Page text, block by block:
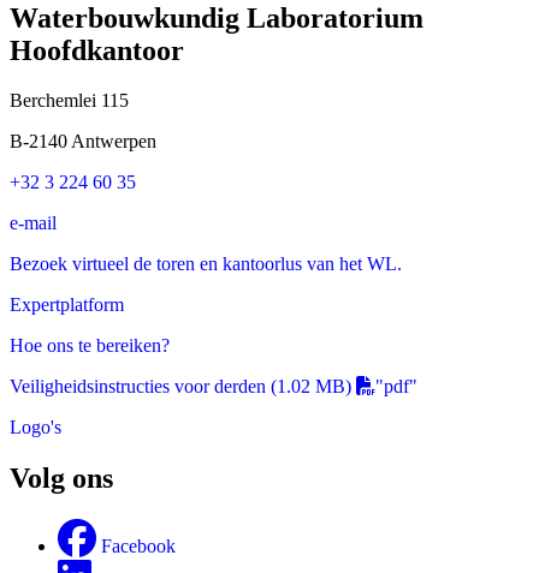
Waterbouwkundig Laboratorium
Hoofdkantoor
Berchemlei 115
B-2140 Antwerpen
+32 3 224 60 35
e-mail
Bezoek virtueel de toren en kantoorlus van het WL.
Expertplatform
Hoe ons te bereiken?
Veiligheidsinstructies voor derden (1.02 MB)
"pdf"
Logo's
Volg ons
Facebook